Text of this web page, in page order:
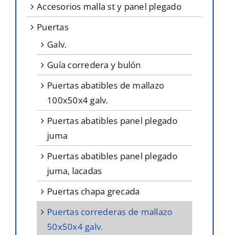
accesorios malla st y panel plegado
puertas
galv.
guía corredera y bulón
puertas abatibles de mallazo
100x50x4 galv.
puertas abatibles panel plegado
juma
puertas abatibles panel plegado
juma, lacadas
puertas chapa grecada
puertas correderas de mallazo
50x50x4 galv.